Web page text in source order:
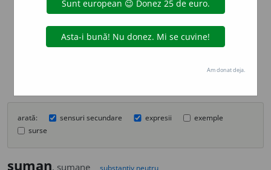
info
echipa dexonline. Definițiile
originale se află pe filadefiniții.
Puteți reordona filele pe pagina de
arată: sensuri secundare expresii
exemple
surse
suman, sumane substantiv neutru
Am donat deja.